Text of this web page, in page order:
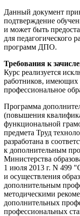
Данный документ
подтверждение
и может быть
для педагогического
программ ДПО.
Требования к
Курс реализуется
работников, имеющих
профессиональное
Программа
(повышения
функциональной
предмета Труд
разработана в
к дополнительным
Министерства
1 июля 2013 г. N 499
и осуществления
дополнительным
методическими
дополнительных
профессиональных